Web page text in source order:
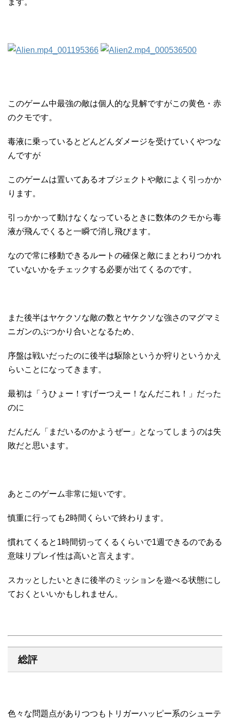
このゲーム中最強の敵は個人的な見解ですがこの黄色・赤
のクモです。
毒液に乗っているとどんどんダメージを受けていくやつな
んですが
このゲームは置いてあるオブジェクトや敵によく引っかか
ります。
引っかかって動けなくなっているときに数体のクモから毒
液が飛んでくると一瞬で消し飛びます。
なので常に移動できるルートの確保と敵にまとわりつかれ
ていないかをチェックする必要が出てくるのです。
また後半はヤケクソな敵の数とヤケクソな強さのマグマミ
ニガンのぶつかり合いとなるため、
序盤は戦いだったのに後半は駆除というか狩りというかえ
らいことになってきます。
最初は「うひょー！すげーつえー！なんだこれ！」だった
のに
だんだん「まだいるのかようぜー」となってしまうのは失
敗だと思います。
あとこのゲーム非常に短いです。
慎重に行っても2時間くらいで終わります。
慣れてくると1時間切ってくるくらいで1週できるのである
意味リプレイ性は高いと言えます。
スカッとしたいときに後半のミッションを遊べる状態にし
ておくといいかもしれません。
総評
色々な問題点がありつつもトリガーハッピー系のシューテ